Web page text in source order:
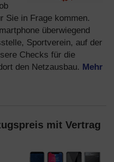
Sie in Frage kommen.
überwiegend
Sportverein, auf der
Checks für die
den Netzausbau. Mehr
mit Vertrag